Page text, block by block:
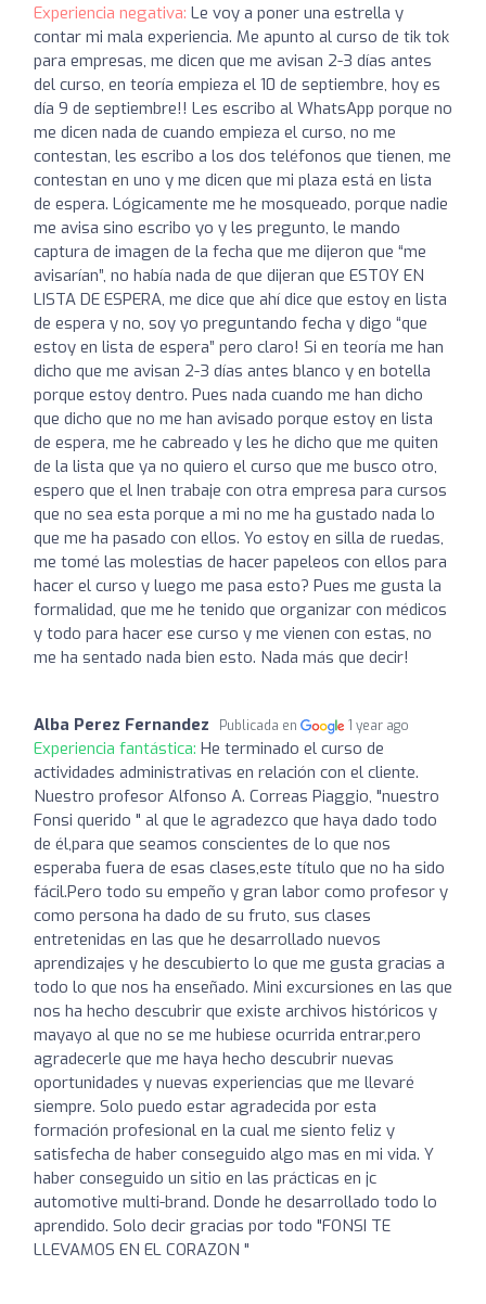
Experiencia negativa: Le voy a poner una estrella y
contar mi mala experiencia. Me apunto al curso de tik tok
para empresas, me dicen que me avisan 2-3 días antes
del curso, en teoría empieza el 10 de septiembre, hoy es
día 9 de septiembre!! Les escribo al WhatsApp porque no
me dicen nada de cuando empieza el curso, no me
contestan, les escribo a los dos teléfonos que tienen, me
contestan en uno y me dicen que mi plaza está en lista
de espera. Lógicamente me he mosqueado, porque nadie
me avisa sino escribo yo y les pregunto, le mando
captura de imagen de la fecha que me dijeron que “me
avisarían”, no había nada de que dijeran que ESTOY EN
LISTA DE ESPERA, me dice que ahí dice que estoy en lista
de espera y no, soy yo preguntando fecha y digo “que
estoy en lista de espera” pero claro! Si en teoría me han
dicho que me avisan 2-3 días antes blanco y en botella
porque estoy dentro. Pues nada cuando me han dicho
que dicho que no me han avisado porque estoy en lista
de espera, me he cabreado y les he dicho que me quiten
de la lista que ya no quiero el curso que me busco otro,
espero que el Inen trabaje con otra empresa para cursos
que no sea esta porque a mi no me ha gustado nada lo
que me ha pasado con ellos. Yo estoy en silla de ruedas,
me tomé las molestias de hacer papeleos con ellos para
hacer el curso y luego me pasa esto? Pues me gusta la
formalidad, que me he tenido que organizar con médicos
y todo para hacer ese curso y me vienen con estas, no
me ha sentado nada bien esto. Nada más que decir!
Alba Perez Fernandez Publicada en 1 year ago
Experiencia fantástica: He terminado el curso de
actividades administrativas en relación con el cliente.
Nuestro profesor Alfonso A. Correas Piaggio, "nuestro
Fonsi querido " al que le agradezco que haya dado todo
de él,para que seamos conscientes de lo que nos
esperaba fuera de esas clases,este título que no ha sido
fácil.Pero todo su empeño y gran labor como profesor y
como persona ha dado de su fruto, sus clases
entretenidas en las que he desarrollado nuevos
aprendizajes y he descubierto lo que me gusta gracias a
todo lo que nos ha enseñado. Mini excursiones en las que
nos ha hecho descubrir que existe archivos históricos y
mayayo al que no se me hubiese ocurrida entrar,pero
agradecerle que me haya hecho descubrir nuevas
oportunidades y nuevas experiencias que me llevaré
siempre. Solo puedo estar agradecida por esta
formación profesional en la cual me siento feliz y
satisfecha de haber conseguido algo mas en mi vida. Y
haber conseguido un sitio en las prácticas en jc
automotive multi-brand. Donde he desarrollado todo lo
aprendido. Solo decir gracias por todo "FONSI TE
LLEVAMOS EN EL CORAZON "